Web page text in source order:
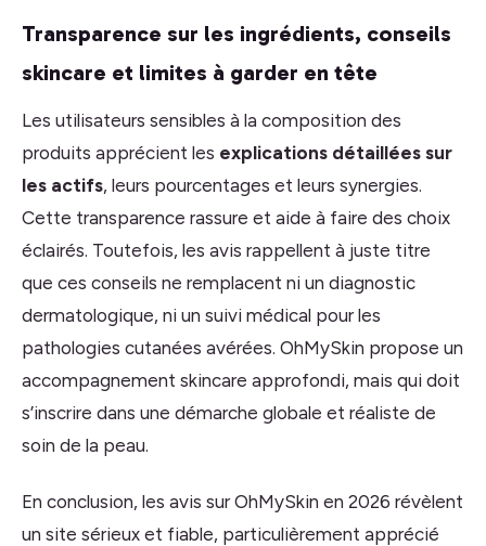
Transparence sur les ingrédients, conseils
skincare et limites à garder en tête
Les utilisateurs sensibles à la composition des
produits apprécient les explications détaillées sur
les actifs, leurs pourcentages et leurs synergies.
Cette transparence rassure et aide à faire des choix
éclairés. Toutefois, les avis rappellent à juste titre
que ces conseils ne remplacent ni un diagnostic
dermatologique, ni un suivi médical pour les
pathologies cutanées avérées. OhMySkin propose un
accompagnement skincare approfondi, mais qui doit
s’inscrire dans une démarche globale et réaliste de
soin de la peau.
En conclusion, les avis sur OhMySkin en 2026 révèlent
un site sérieux et fiable, particulièrement apprécié